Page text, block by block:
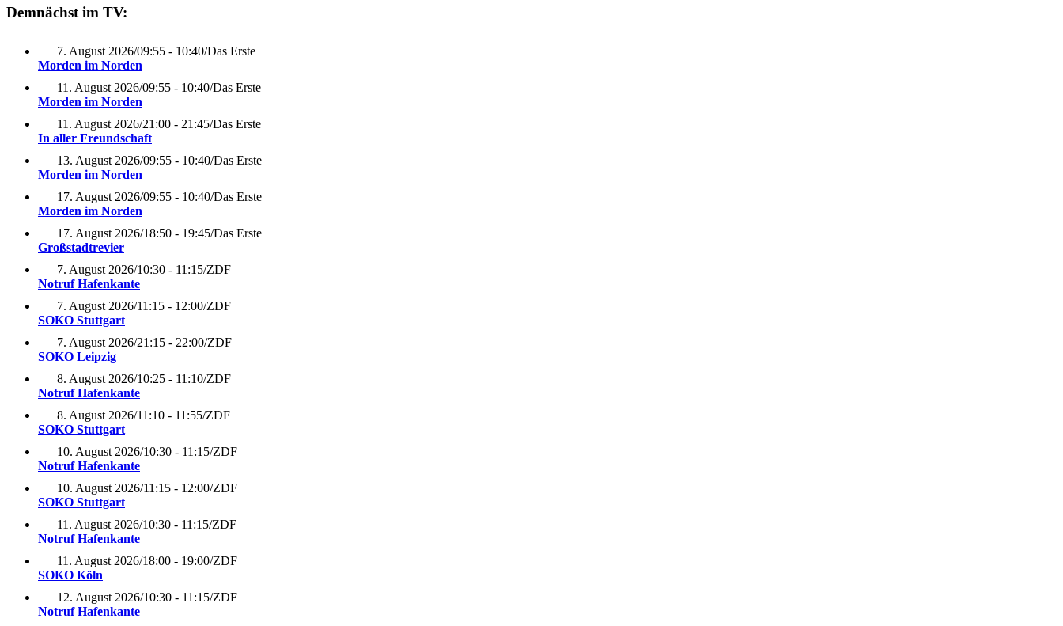
Demnächst im TV:
7. August 2026/09:55 - 10:40/Das Erste
Morden im Norden
11. August 2026/09:55 - 10:40/Das Erste
Morden im Norden
11. August 2026/21:00 - 21:45/Das Erste
In aller Freundschaft
13. August 2026/09:55 - 10:40/Das Erste
Morden im Norden
17. August 2026/09:55 - 10:40/Das Erste
Morden im Norden
17. August 2026/18:50 - 19:45/Das Erste
Großstadtrevier
7. August 2026/10:30 - 11:15/ZDF
Notruf Hafenkante
7. August 2026/11:15 - 12:00/ZDF
SOKO Stuttgart
7. August 2026/21:15 - 22:00/ZDF
SOKO Leipzig
8. August 2026/10:25 - 11:10/ZDF
Notruf Hafenkante
8. August 2026/11:10 - 11:55/ZDF
SOKO Stuttgart
10. August 2026/10:30 - 11:15/ZDF
Notruf Hafenkante
10. August 2026/11:15 - 12:00/ZDF
SOKO Stuttgart
11. August 2026/10:30 - 11:15/ZDF
Notruf Hafenkante
11. August 2026/18:00 - 19:00/ZDF
SOKO Köln
12. August 2026/10:30 - 11:15/ZDF
Notruf Hafenkante